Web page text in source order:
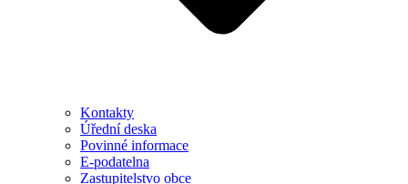
Kontakty
Úřední deska
Povinné informace
E-podatelna
Zastupitelstvo obce